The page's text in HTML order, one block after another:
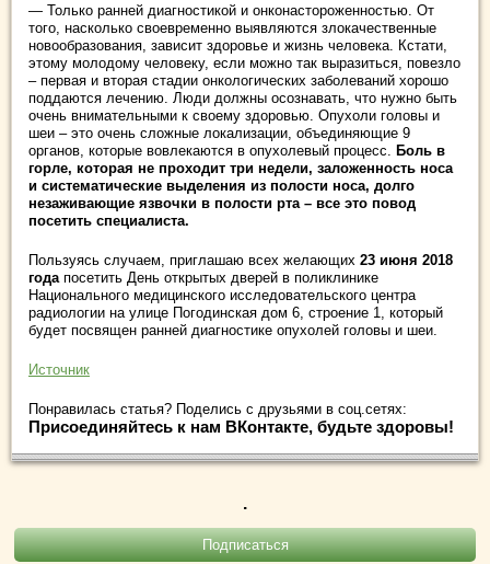
— Только ранней диагностикой и онконастороженностью. От
того, насколько своевременно выявляются злокачественные
новообразования, зависит здоровье и жизнь человека. Кстати,
этому молодому человеку, если можно так выразиться, повезло
– первая и вторая стадии онкологических заболеваний хорошо
поддаются лечению. Люди должны осознавать, что нужно быть
очень внимательными к своему здоровью. Опухоли головы и
шеи – это очень сложные локализации, объединяющие 9
органов, которые вовлекаются в опухолевый процесс.
Боль в
горле, которая не проходит три недели, заложенность носа
и систематические выделения из полости носа, долго
незаживающие язвочки в полости рта – все это повод
посетить специалиста.
Пользуясь случаем, приглашаю всех желающих 23 июня 2018
года посетить День открытых дверей в поликлинике
Национального медицинского исследовательского центра
радиологии на улице Погодинская дом 6, строение 1, который
будет посвящен ранней диагностике опухолей головы и шеи.
Источник
Понравилась статья? Поделись с друзьями в соц.сетях:
Присоединяйтесь к нам ВКонтакте, будьте здоровы!
.